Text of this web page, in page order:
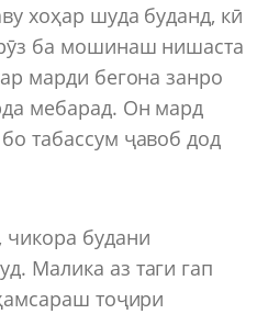
хоҳар шуда буданд, кӣ
ба мошинаш нишаста
марди бегона занро
мебарад. Он мард
табассум ҷавоб дод
будани
Малика аз таги гап
тоҷири